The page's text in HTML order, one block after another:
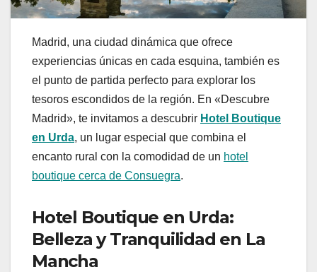
Madrid, una ciudad dinámica que ofrece
experiencias únicas en cada esquina, también es
el punto de partida perfecto para explorar los
tesoros escondidos de la región. En «Descubre
Madrid», te invitamos a descubrir Hotel Boutique
en Urda, un lugar especial que combina el
encanto rural con la comodidad de un hotel
boutique cerca de Consuegra.
Hotel Boutique en Urda:
Belleza y Tranquilidad en La
Mancha